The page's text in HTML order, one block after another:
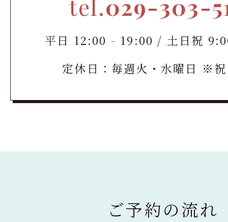
tel.029-303-
平日 12:00 - 19:00 / 土日祝
定休日：毎週火・水曜日 ※
ご予約の流れ